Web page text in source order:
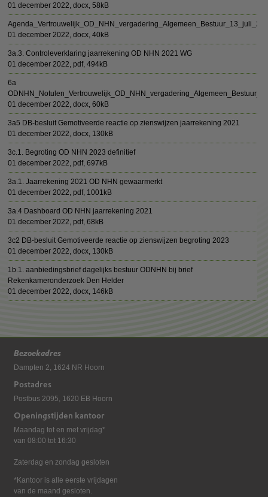
01 december 2022,docx, 58kB
01 december 2022,docx, 40kB
3a.3. Controleverklaring jaarrekening OD NHN 2021 WG
01 december 2022, pdf, 494kB
6a
01 december 2022,docx, 60kB
3a5 DB-besluit Gemotiveerde reactie op zienswijzen jaarrekening 2021
01 december 2022,docx, 130kB
3c.1. Begroting OD NHN 2023 definitief
01 december 2022, pdf, 697kB
3a.1. Jaarrekening 2021 OD NHN gewaarmerkt
01 december 2022, pdf, 1001kB
3a.4 Dashboard OD NHN jaarrekening 2021
01 december 2022, pdf, 68kB
3c2 DB-besluit Gemotiveerde reactie op zienswijzen begroting 2023
01 december 2022,docx, 130kB
1b.1. aanbiedingsbrief dagelijks bestuur ODNHN bij brief
Rekenkameronderzoek Den Helder
01 december 2022,docx, 146kB
Bezoekadres
Dampten 2, 1624 NR Hoorn
Postadres
Postbus 2095, 1620 EB Hoorn
Openingstijden kantoor
Maandag tot en met vrijdag*
van 08:00 tot 16:30
Zaterdag en zondag gesloten
*Kantoor is alle eerste vrijdagen
van de maand gesloten.